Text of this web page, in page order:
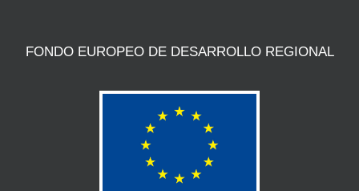
FONDO EUROPEO DE DESARROLLO REGIONAL